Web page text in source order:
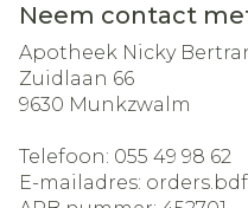
Neem contact
Apotheek Nicky
Zuidlaan 66
9630 Munkzwalm
Telefoon: 055 49 98 62
E-mailadres: